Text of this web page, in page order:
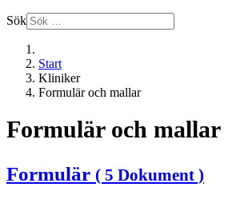
Sök
Start
Kliniker
Formulär och mallar
Formulär och mallar
Formulär ( 5 Dokument )